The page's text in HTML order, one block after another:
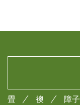
畳 襖 障子